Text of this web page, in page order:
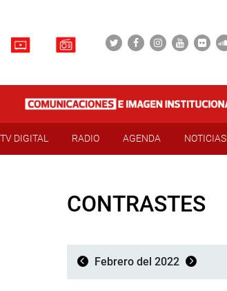
TV DIGITAL RADIO AGENDA NOTICIAS
CONTRASTES
Febrero del 2022